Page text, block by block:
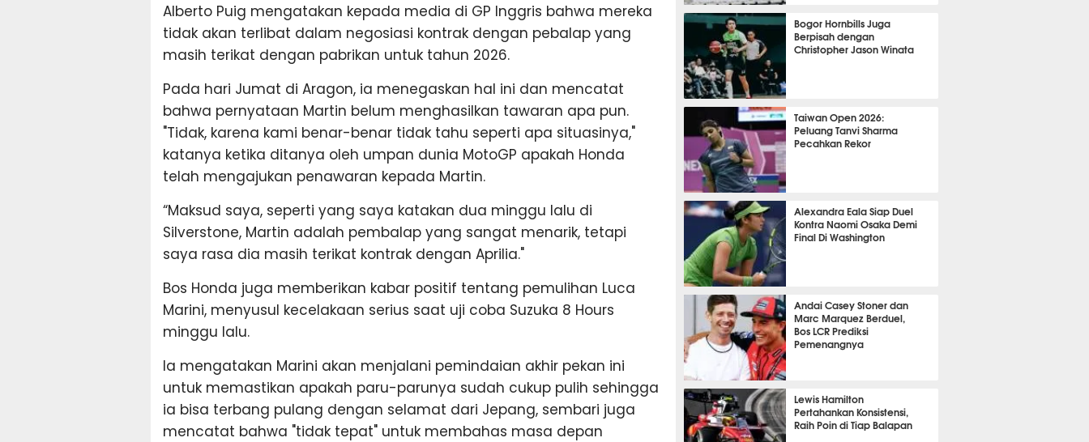
Alberto Puig mengatakan kepada media di GP Inggris bahwa mereka
tidak akan terlibat dalam negosiasi kontrak dengan pebalap yang
masih terikat dengan pabrikan untuk tahun 2026.
Pada hari Jumat di Aragon, ia menegaskan hal ini dan mencatat
bahwa pernyataan Martin belum menghasilkan tawaran apa pun.
"Tidak, karena kami benar-benar tidak tahu seperti apa situasinya,"
katanya ketika ditanya oleh umpan dunia MotoGP apakah Honda
telah mengajukan penawaran kepada Martin.
“Maksud saya, seperti yang saya katakan dua minggu lalu di
Silverstone, Martin adalah pembalap yang sangat menarik, tetapi
saya rasa dia masih terikat kontrak dengan Aprilia."
Bos Honda juga memberikan kabar positif tentang pemulihan Luca
Marini, menyusul kecelakaan serius saat uji coba Suzuka 8 Hours
minggu lalu.
Ia mengatakan Marini akan menjalani pemindaian akhir pekan ini
untuk memastikan apakah paru-parunya sudah cukup pulih sehingga
ia bisa terbang pulang dengan selamat dari Jepang, sembari juga
mencatat bahwa "tidak tepat" untuk membahas masa depan
SEPAK BOLA
Bogor Hornbills Juga
Berpisah dengan
Christopher Jason Winata
BASKET
Taiwan Open 2026:
Peluang Tanvi Sharma
Pecahkan Rekor
BADMINTON
Alexandra Eala Siap Duel
Kontra Naomi Osaka Demi
Final Di Washington
TENIS
Andai Casey Stoner dan
Marc Marquez Berduel,
Bos LCR Prediksi
Pemenangnya
MOTOGP
Lewis Hamilton
Pertahankan Konsistensi,
Raih Poin di Tiap Balapan